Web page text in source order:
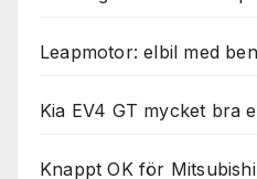
Leapmotor: elbil med
Kia EV4 GT mycket bra
Knappt OK för